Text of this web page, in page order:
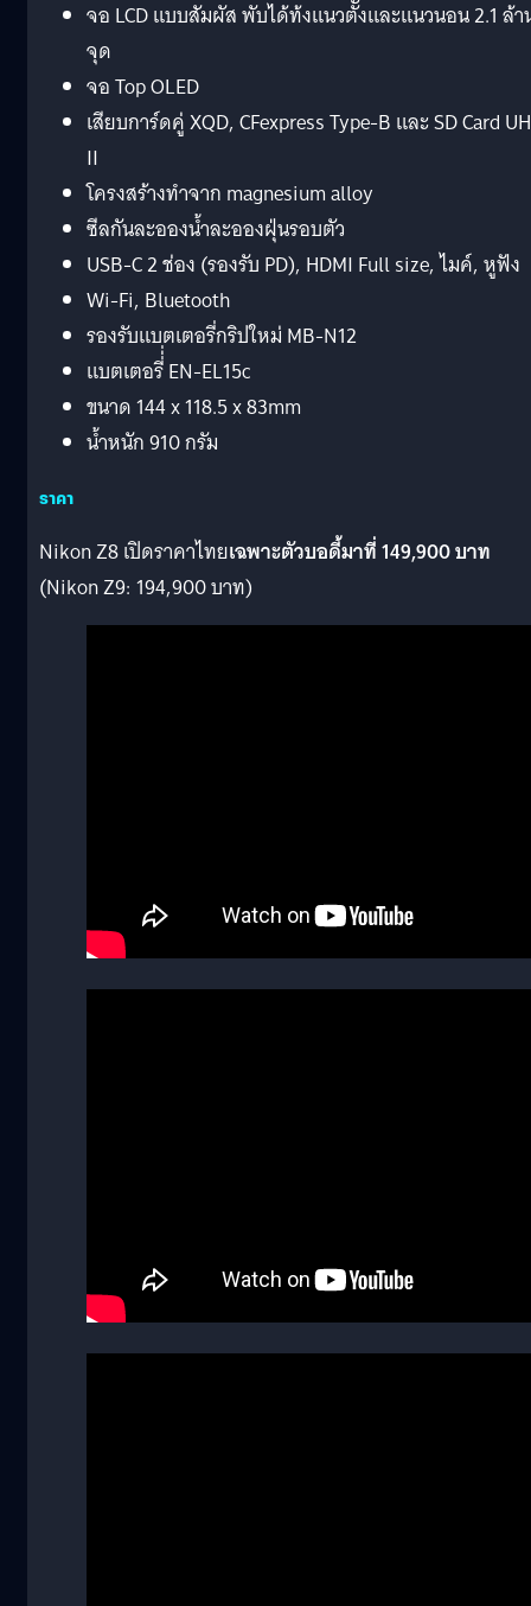
จอ LCD แบบสัมผัส พับได้ท้งแนวตัั้งและแนวนอน 2.1 ล้า
จุด
จอ Top OLED
เสียบการ์ดคู่ XQD, CFexpress Type-B และ SD Card
II
โครงสร้างทำจาก magnesium alloy
ซีลกันละอองน้ำละอองฝุ่นรอบตัว
USB-C 2 ช่อง (รองรับ PD), HDMI Full size, ไมค์, หูฟัง
Wi-Fi, Bluetooth
รองรับแบตเตอรี่กริปใหม่ MB-N12
แบตเตอรี่่่ EN‑EL15c
ขนาด 144 x 118.5 x 83mm
น้ำหนัก 910 กรัม
ราคา
Nikon Z8 เปิดราคาไทยเฉพาะตัวบอดี้มาที่ 149,900 บาท
(Nikon Z9: 194,900 บาท)